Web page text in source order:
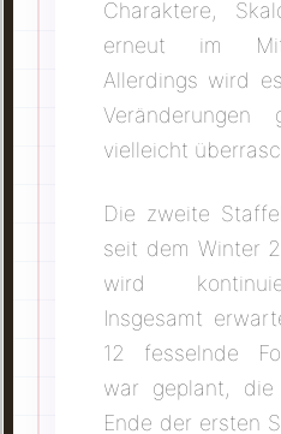
Charaktere,
erneut im
Allerdings wird
vielleicht
Die zweite
seit dem Winter
wird
Insgesamt
12 fesselnde
war geplant,
Ende der ersten